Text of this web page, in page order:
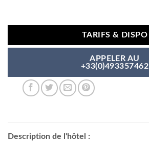
TARIFS & DISPO
APPELER AU
+33(0)493357462
Description de l'hôtel :